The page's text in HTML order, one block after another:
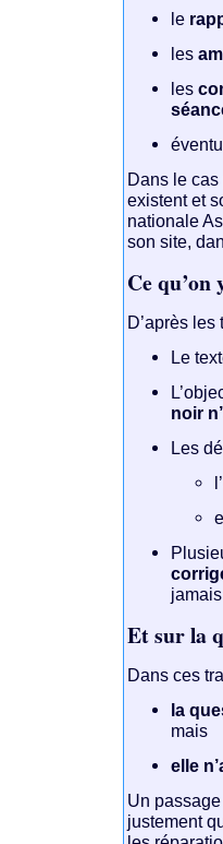
le
les
les
Dans le cas
existent et
nationale
son site,
Ce
D’après
Le
noir
Les
Et sur la
Dans ces
la
mais
elle
Un
justement